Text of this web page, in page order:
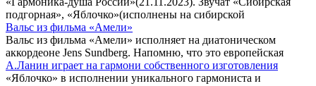
подгорная», «Яблочко»(исполнены на сибирской
Вальс из фильма «Амели»
Вальс из фильма «Амели» исполняет на диатоническом
аккордеоне Jens Sundberg. Напомню, что это европейская
А.Ланин играет на гармони собственного изготовления
«Яблочко» в исполнении уникального гармониста и